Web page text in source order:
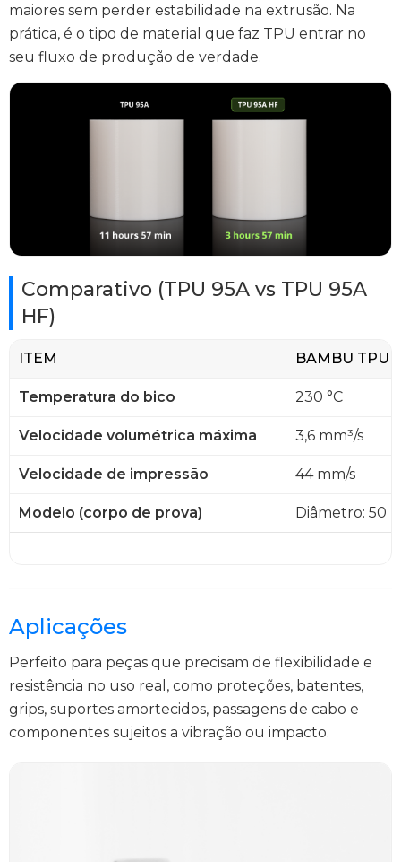
maiores sem perder estabilidade na extrusão. Na
prática, é o tipo de material que faz TPU entrar no
seu fluxo de produção de verdade.
Comparativo (TPU 95A vs TPU 95A
HF)
ITEM BAMBU TPU
Temperatura do bico 230 °C
Velocidade volumétrica máxima 3,6 mm³/s
Velocidade de impressão 44 mm/s
Modelo (corpo de prova) Diâmetro: 50
Aplicações
Perfeito para peças que precisam de flexibilidade e
resistência no uso real, como proteções, batentes,
grips, suportes amortecidos, passagens de cabo e
componentes sujeitos a vibração ou impacto.